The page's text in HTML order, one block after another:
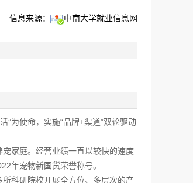
信息来源： 中南大学就业信息网
为使命，实施“品牌+渠道”双轮驱动
家庭。经营业绩一直以较快的速度
年宠物新国货荣誉称号。
科研院校开展全方位、多层次的产